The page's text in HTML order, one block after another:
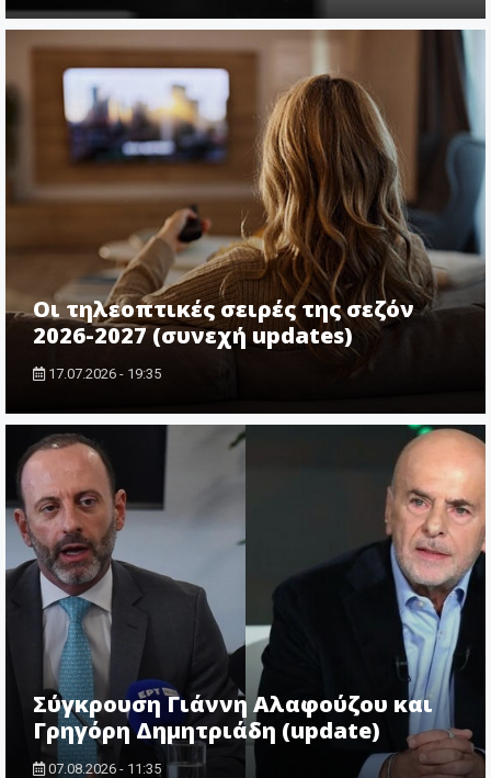
Οι τηλεοπτικές σειρές της σεζόν
2026-2027 (συνεχή updates)
17.07.2026 - 19:35
Σύγκρουση Γιάννη Αλαφούζου και
Γρηγόρη Δημητριάδη (update)
07.08.2026 - 11:35